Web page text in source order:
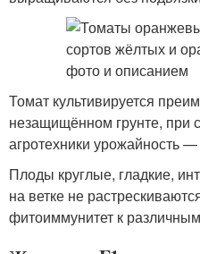
Томат культивируется
незащищённом грунте, при
агротехники урожайность —
Плоды круглые, гладкие,
на ветке не
фитоиммунитет к